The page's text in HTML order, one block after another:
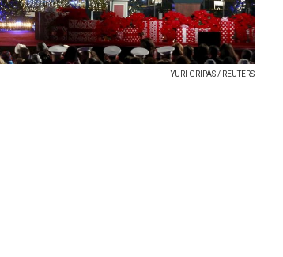
YURI GRIPAS / REUTERS